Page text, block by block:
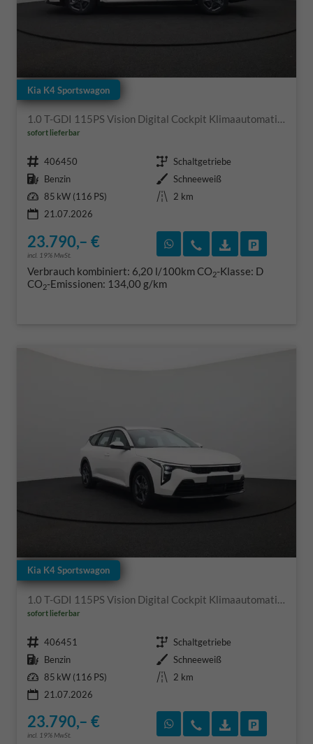
Kia K4 Sportswagon
1.0 T-GDI 115PS Vision Digital Cockpit Klimaautomatik Sitzheizung Navi ACC PDC v+h Rückf.Kamera DAB Bluetooth Touchscreen Apple CarPlay Android Auto 16"LM
sofort lieferbar
Fahrzeugnr. 406450 Getriebe Schaltgetriebe
Kraftstoff Benzin Außenfarbe Schneeweiß
Leistung 85 kW (116 PS) Kilometerstand
2 km
21.07.2026
23.790,– €
incl. 19% MwSt.
Rückruf vereinbaren
Wir rufen Sie an
Verbrauch kombiniert: 6,20 l/100kmCO2-Klasse: D
CO2-Emissionen: 134,00 g/km
Kia K4 Sportswagon
1.0 T-GDI 115PS Vision Digital Cockpit Klimaautomatik Sitzheizung Navi ACC PDC v+h Rückf.Kamera DAB Bluetooth Touchscreen Apple CarPlay Android Auto 16"LM
sofort lieferbar
Fahrzeugnr. 406451 Getriebe Schaltgetriebe
Kraftstoff Benzin Außenfarbe Schneeweiß
Leistung 85 kW (116 PS) Kilometerstand
2 km
21.07.2026
23.790,– €
incl. 19% MwSt.
Rückruf vereinbaren
Wir rufen Sie an